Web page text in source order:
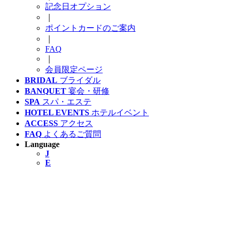
記念日オプション
ポイントカードのご案内
FAQ
会員限定ページ
BRIDAL ブライダル
BANQUET 宴会・研修
SPA スパ・エステ
HOTEL EVENTS ホテルイベント
ACCESS アクセス
FAQ よくあるご質問
Language
J
E